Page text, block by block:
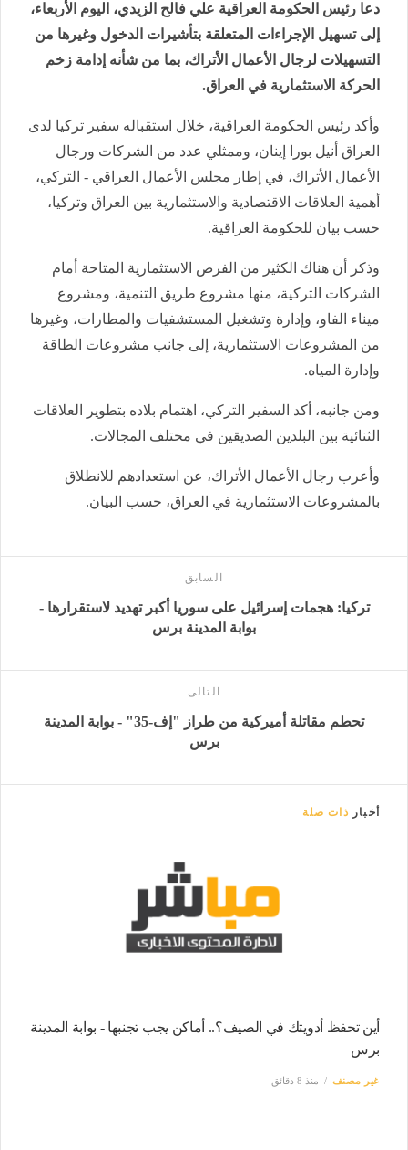
دعا رئيس الحكومة العراقية علي فالح الزيدي، اليوم الأربعاء،
إلى تسهيل الإجراءات المتعلقة بتأشيرات الدخول وغيرها من
التسهيلات لرجال الأعمال الأتراك، بما من شأنه إدامة زخم
الحركة الاستثمارية في العراق.
وأكد رئيس الحكومة العراقية، خلال استقباله سفير تركيا لدى
العراق أنيل بورا إينان، وممثلي عدد من الشركات ورجال
الأعمال الأتراك، في إطار مجلس الأعمال العراقي - التركي،
أهمية العلاقات الاقتصادية والاستثمارية بين العراق وتركيا،
حسب بيان للحكومة العراقية.
وذكر أن هناك الكثير من الفرص الاستثمارية المتاحة أمام
الشركات التركية، منها مشروع طريق التنمية، ومشروع
ميناء الفاو، وإدارة وتشغيل المستشفيات والمطارات، وغيرها
من المشروعات الاستثمارية، إلى جانب مشروعات الطاقة
وإدارة المياه.
ومن جانبه، أكد السفير التركي، اهتمام بلاده بتطوير العلاقات
الثنائية بين البلدين الصديقين في مختلف المجالات.
وأعرب رجال الأعمال الأتراك، عن استعدادهم للانطلاق
بالمشروعات الاستثمارية في العراق، حسب البيان.
السابق
تركيا: هجمات إسرائيل على سوريا أكبر تهديد لاستقرارها -
بوابة المدينة برس
التالى
تحطم مقاتلة أميركية من طراز "إف-35" - بوابة المدينة
برس
أخبار ذات صلة
أين تحفظ أدويتك في الصيف؟.. أماكن يجب تجنبها - بوابة المدينة
برس
غير مصنف منذ 8 دقائق